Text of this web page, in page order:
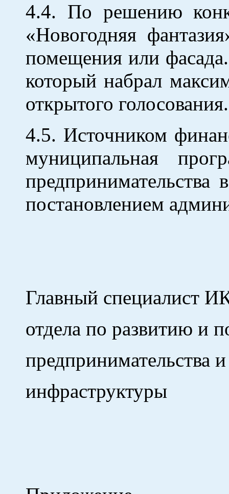
4.4. По решению
«Новогодняя
помещения или
который набрал
открытого голосования.
4.5. Источником
муниципальная
постановлением
Главный специалист
отдела по развитию и
предпринимательства